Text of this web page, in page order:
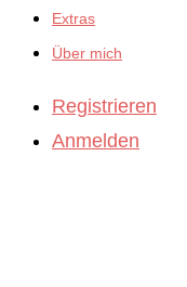
Extras
Über mich
Registrieren
Anmelden